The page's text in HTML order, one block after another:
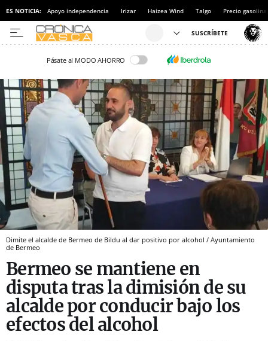
ES NOTICIA: Apoyo independencia Irizar Haizea Wind Talgo Precio gasolina
Pásate al MODO AHORRO
Dimite el alcalde de Bermeo de Bildu al dar positivo por alcohol / Ayuntamiento
de Bermeo
Bermeo se mantiene en
disputa tras la dimisión de su
alcalde por conducir bajo los
efectos del alcohol